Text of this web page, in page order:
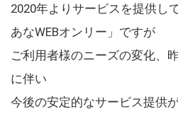
2020年よりサービスを提供し
あなWEBオンリー」ですが
ご利用者様のニーズの変化、
に伴い
今後の安定的なサービス提供